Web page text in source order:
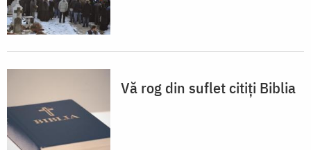
Vă rog din suflet citiţi Biblia